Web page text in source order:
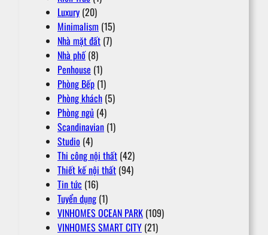
Luxury (20)
Minimalism (15)
Nhà mặt đất (7)
Nhà phố(8)
Penhouse (1)
Phòng Bếp (1)
Phòng khách (5)
Phòng ngủ (4)
Scandinavian (1)
Studio (4)
Thi công nội thất (42)
Thiết kế nội thất (94)
Tin tức (16)
Tuyển dụng (1)
VINHOMES OCEAN PARK (109)
VINHOMES SMART CITY (21)